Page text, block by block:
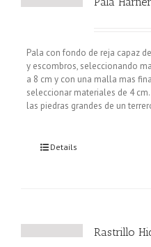
Pala con fondo de reja capaz
y escombros, seleccionando
a 8 cm y con una malla mas
seleccionar materiales de 4
las piedras grandes de un
Details
Rastrillo